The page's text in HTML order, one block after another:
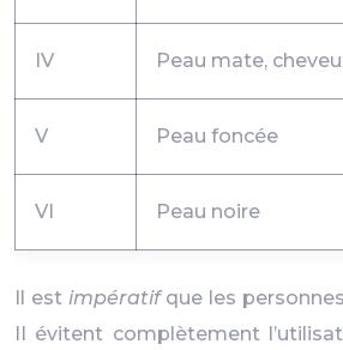
IV Peau mate,
V Peau foncée
VI Peau noire
Il est impératifque les
II évitent complètement